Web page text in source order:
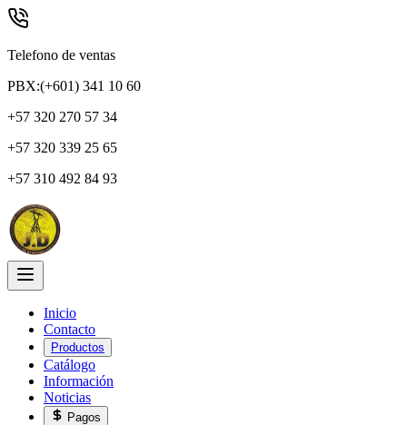
Telefono de ventas
PBX:(+601) 341 10 60
+57 320 270 57 34
+57 320 339 25 65
+57 310 492 84 93
Inicio
Contacto
Productos
Catálogo
Información
Noticias
Pagos